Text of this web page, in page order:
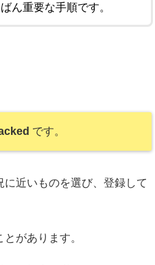
ん重要な手順です。
です。
近いものを選び、登録して
があります。